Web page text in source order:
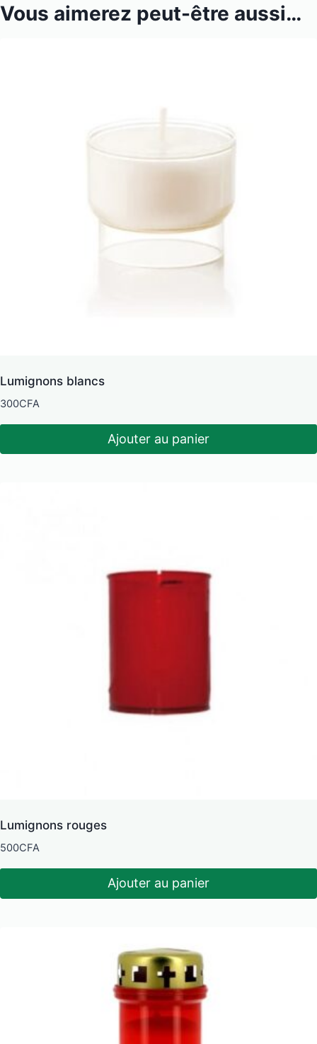
Vous aimerez peut-être aussi…
Lumignons blancs
300CFA
Ajouter au panier
Lumignons rouges
500CFA
Ajouter au panier